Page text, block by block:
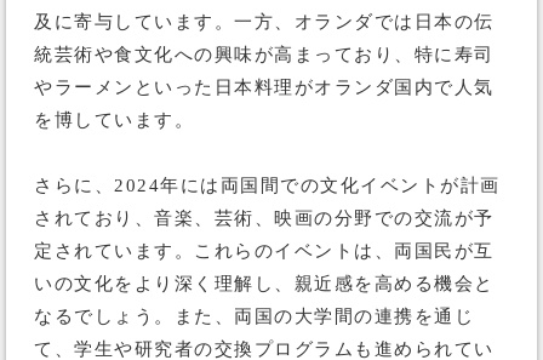
及に寄与しています。一方、オランダでは日本の伝
統芸術や食文化への興味が高まっており、特に寿司
やラーメンといった日本料理がオランダ国内で人気
を博しています。
さらに、2024年には両国間での文化イベントが計画
されており、音楽、芸術、映画の分野での交流が予
定されています。これらのイベントは、両国民が互
いの文化をより深く理解し、親近感を高める機会と
なるでしょう。また、両国の大学間の連携を通じ
て、学生や研究者の交換プログラムも進められてい